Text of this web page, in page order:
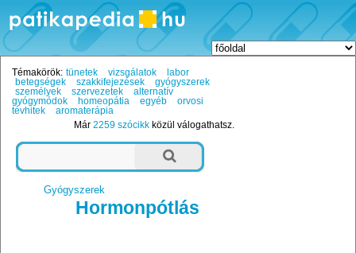
Témakörök: tünetek vizsgálatok
labor
betegségek
szakkifejezések
gyógyszerek
személyek
szervezetek
alternatív
gyógymódok
homeopátia egyéb
orvosi
tévhitek
aromaterápia
Már2259 szócikk közül válogathatsz.
Gyógyszerek
Hormonpótlás